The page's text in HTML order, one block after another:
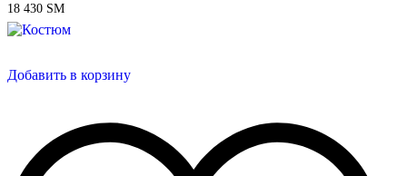
18 430 ЅМ
Добавить в корзину